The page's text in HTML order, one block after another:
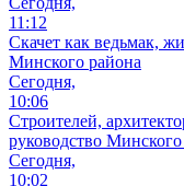
11:12
Скачет как ведьмак,
Минского района
Сегодня,
10:06
Cтроителей,
руководство
Сегодня,
10:02